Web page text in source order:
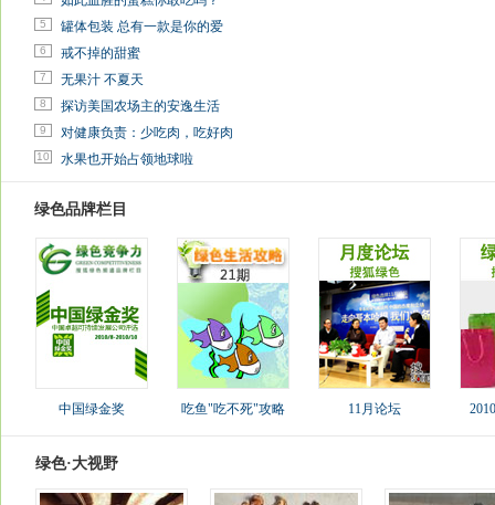
5 罐体包装 总有一款是你的爱
6 戒不掉的甜蜜
7 无果汁 不夏天
8 探访美国农场主的安逸生活
9 对健康负责：少吃肉，吃好肉
10 水果也开始占领地球啦
绿色品牌栏目
中国绿金奖 吃鱼"吃不死"攻略 11月论坛
绿色·大视野